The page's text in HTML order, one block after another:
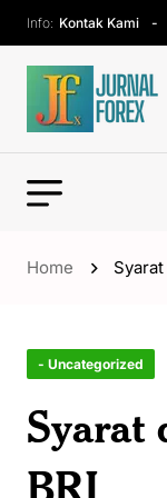
Info: Kontak Kami
Home
- Uncategorized
Syarat